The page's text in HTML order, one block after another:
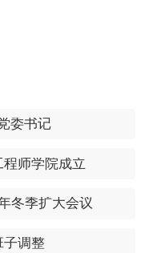
委书记
师学院成立
冬季扩大会议
子调整